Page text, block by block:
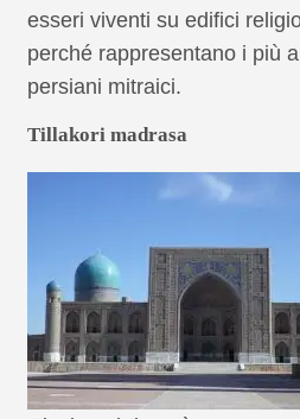
esseri viventi su edifici
perché rappresentano i più
persiani mitraici.
Tillakori madrasa